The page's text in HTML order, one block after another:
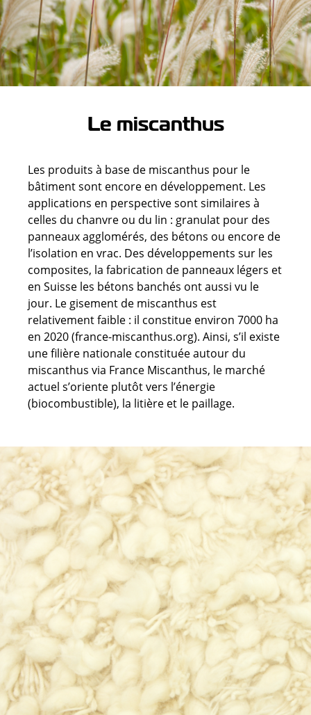
Le miscanthus
Les produits à base de miscanthus pour le
bâtiment sont encore en développement. Les
applications en perspective sont similaires à
celles du chanvre ou du lin : granulat pour des
panneaux agglomérés, des bétons ou encore de
l’isolation en vrac. Des développements sur les
composites, la fabrication de panneaux légers et
en Suisse les bétons banchés ont aussi vu le
jour. Le gisement de miscanthus est
relativement faible : il constitue environ 7000 ha
en 2020 (france-miscanthus.org). Ainsi, s’il existe
une filière nationale constituée autour du
miscanthus via France Miscanthus, le marché
actuel s’oriente plutôt vers l’énergie
(biocombustible), la litière et le paillage.